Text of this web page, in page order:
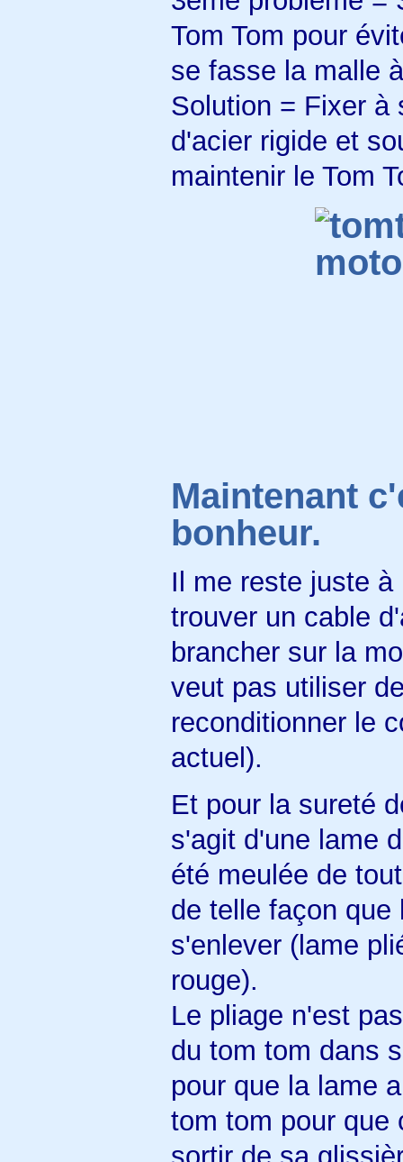
Tom Tom pour
se fasse la malle
Solution = Fixer à
d'acier rigide et
maintenir le Tom
Maintenant
bonheur.
Il me reste juste
trouver un cable
brancher sur la
veut pas utiliser
reconditionner le
actuel).
Et pour la sureté
s'agit d'une lame
été meulée de
de telle façon que
s'enlever (lame
rouge).
Le pliage n'est
du tom tom dans
pour que la lame
tom tom pour que